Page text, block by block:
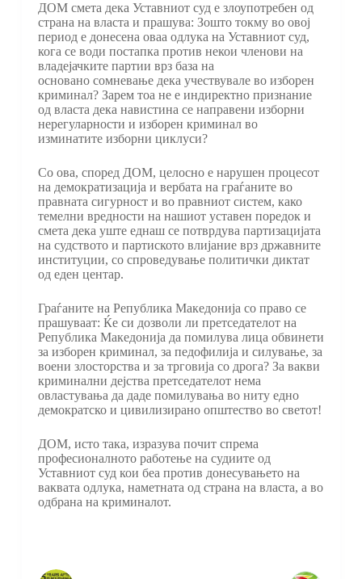
ДОМ смета дека Уставниот суд е злоупотребен од
страна на власта и прашува: Зошто токму во овој
период е донесена оваа одлука на Уставниот суд,
кога се води постапка против некои членови на
владејачките партии врз база на
основано сомневање дека учествувале во изборен
криминал? Зарем тоа не е индиректно признание
од власта дека навистина се направени изборни
нерегуларности и изборен криминал во
изминатите изборни циклуси?
Со ова, според ДОМ, целосно е нарушен процесот
на демократизација и вербата на граѓаните во
правната сигурност и во правниот систем, како
темелни вредности на нашиот уставен поредок и
смета дека уште еднаш се потврдува партизацијата
на судството и партиското влијание врз државните
институции, со спроведување политички диктат
од еден центар.
Граѓаните на Република Македонија со право се
прашуваат: Ќе си дозволи ли претседателот на
Република Македонија да помилува лица обвинети
за изборен криминал, за педофилија и силување, за
воени злосторства и за трговија со дрога? За вакви
криминални дејства претседателот нема
овластувања да даде помилувања во ниту едно
демократско и цивилизирано општество во светот!
ДОМ, исто така, изразува почит спрема
професионалното работење на судиите од
Уставниот суд кои беа против донесувањето на
ваквата одлука, наметната од страна на власта, а во
одбрана на криминалот.